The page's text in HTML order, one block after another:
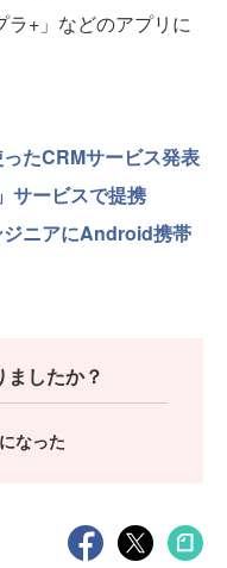
+」などのアプリに
たCRMサービス発表
サービスで提携
ニアにAndroid携帯
ましたか？
なった